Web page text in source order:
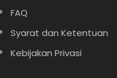
FAQ
Syarat dan Ketentuan
Kebijakan Privasi